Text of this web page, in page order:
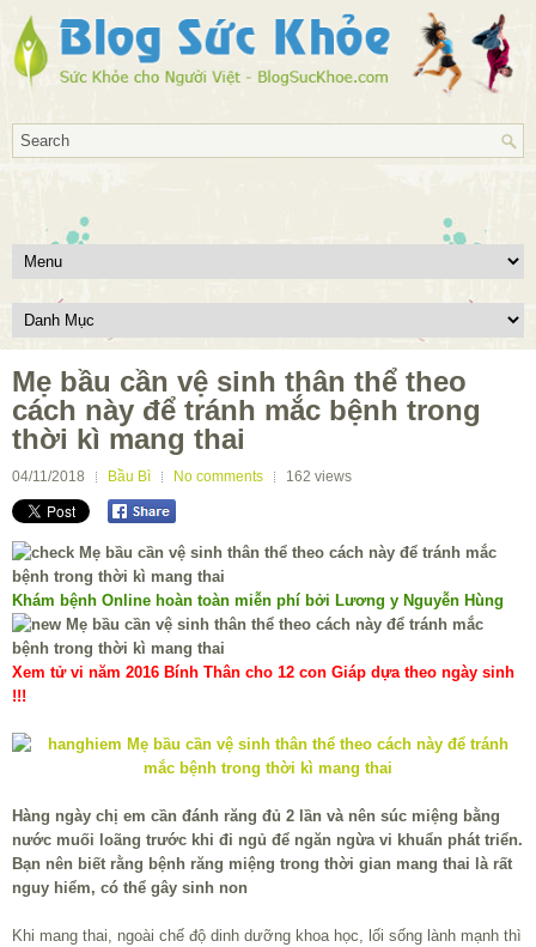
Mẹ bầu cần vệ sinh thân thể theo
cách này để tránh mắc bệnh trong
thời kì mang thai
04/11/2018 Bầu Bì No comments 162 views
Khám bệnh Online hoàn toàn miễn phí bởi Lương y Nguyễn Hùng
Xem tử vi năm 2016 Bính Thân cho 12 con Giáp dựa theo ngày sinh
!!!
Hàng ngày chị em cần đánh răng đủ 2 lần và nên súc miệng bằng
nước muối loãng trước khi đi ngủ để ngăn ngừa vi khuẩn phát triển.
Bạn nên biết rằng bệnh răng miệng trong thời gian mang thai là rất
nguy hiểm, có thể gây sinh non
Khi mang thai, ngoài chế độ dinh dưỡng khoa học, lối sống lành mạnh thì